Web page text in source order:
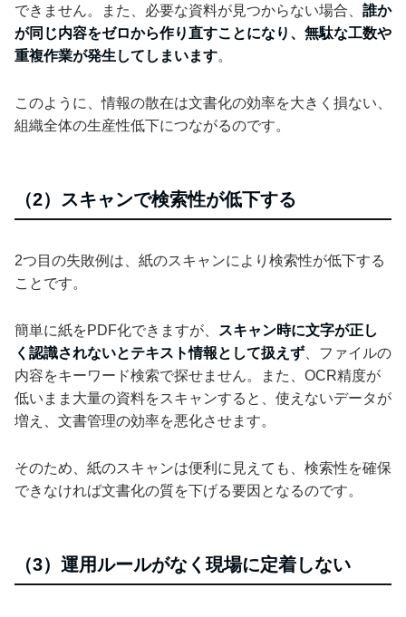
できません。また、必要な資料が見つからない場合、 誰か
が同じ内容をゼロから作り直すことになり、無駄な工数や
重複作業が発生してしまいます。
このように、情報の散在は文書化の効率を大きく損ない、
組織全体の生産性低下につながるのです。
（2）スキャンで検索性が低下する
2つ目の失敗例は、紙のスキャンにより検索性が低下する
ことです。
簡単に紙をPDF化できますが、
スキャン時に文字が正し
く認識されないとテキスト情報として扱えず 、ファイルの
内容をキーワード検索で探せません。また、OCR精度が
低いまま大量の資料をスキャンすると、使えないデータが
増え、文書管理の効率を悪化させます。
そのため、紙のスキャンは便利に見えても、検索性を確保
できなければ文書化の質を下げる要因となるのです。
（3）運用ルールがなく現場に定着しない